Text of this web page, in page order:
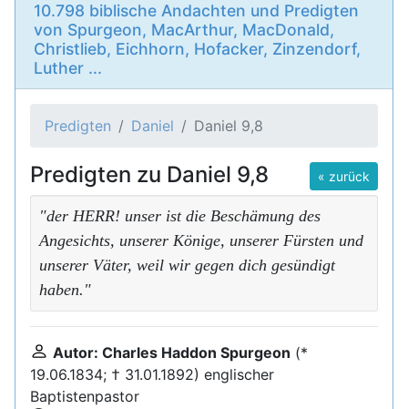
10.798 biblische Andachten und Predigten
von Spurgeon, MacArthur, MacDonald,
Christlieb, Eichhorn, Hofacker, Zinzendorf,
Luther ...
Predigten Daniel Daniel 9,8
« zurück
Predigten zu Daniel 9,8
"der HERR! unser ist die Beschämung des
Angesichts, unserer Könige, unserer Fürsten und
unserer Väter, weil wir gegen dich gesündigt
haben."
Autor: Charles Haddon Spurgeon (*
19.06.1834; † 31.01.1892) englischer
Baptistenpastor